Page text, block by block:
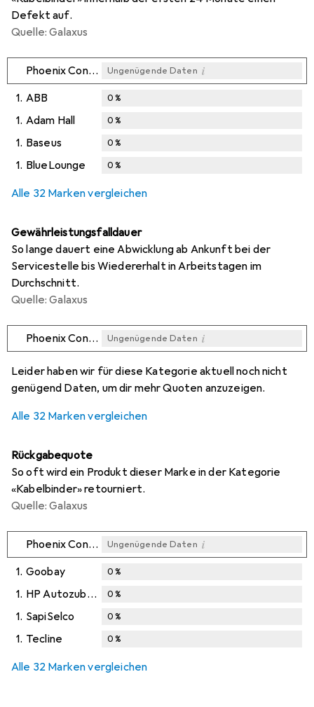
Defekt auf.
Quelle: Galaxus
Phoenix Contact Ungenügende Daten i
1. ABB 0%
1. Adam Hall 0%
1. Baseus 0%
1. BlueLounge 0%
Alle 32 Marken vergleichen
Gewährleistungsfalldauer
So lange dauert eine Abwicklung ab Ankunft bei der
Servicestelle bis Wiedererhalt in Arbeitstagen im
Durchschnitt.
Quelle: Galaxus
Phoenix Contact Ungenügende Daten i
Leider haben wir für diese Kategorie aktuell noch nicht
genügend Daten, um dir mehr Quoten anzuzeigen.
Alle 32 Marken vergleichen
Rückgabequote
So oft wird ein Produkt dieser Marke in der Kategorie
«Kabelbinder» retourniert.
Quelle: Galaxus
Phoenix Contact Ungenügende Daten i
1. Goobay 0%
1. HP Autozubehör 0%
1. SapiSelco 0%
1. Tecline 0%
Alle 32 Marken vergleichen